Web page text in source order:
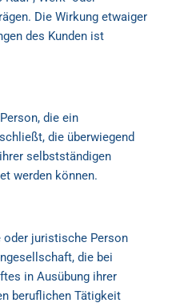
Die Wirkung etwaiger
des Kunden ist
die ein
die überwiegend
selbstständigen
werden können.
oder juristische Person
die bei
in Ausübung ihrer
beruflichen Tätigkeit